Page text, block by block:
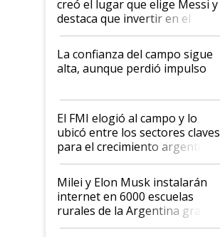
creó el lugar que elige Messi y
destaca que invertir en el
kirchnerismo era como "darle
plata a un hijo para droga":
Juan Félix Rossetti, el libertario
que de una dura crisis salió
de Milei
La confianza del campo sigue
alta, aunque perdió impulso
El FMI elogió al campo y lo
ubicó entre los sectores claves
para el crecimiento argentino
Milei y Elon Musk instalarán
internet en 6000 escuelas
rurales de la Argentina gracias
a un acuerdo con Starlink